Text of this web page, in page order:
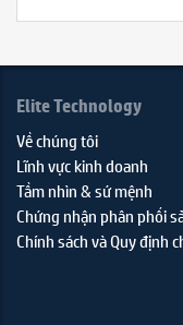
Elite Technology
Về chúng tôi
Lĩnh vực kinh doanh
Tầm nhìn & sứ mệnh
Chứng nhận phân phối
Chính sách và Quy định